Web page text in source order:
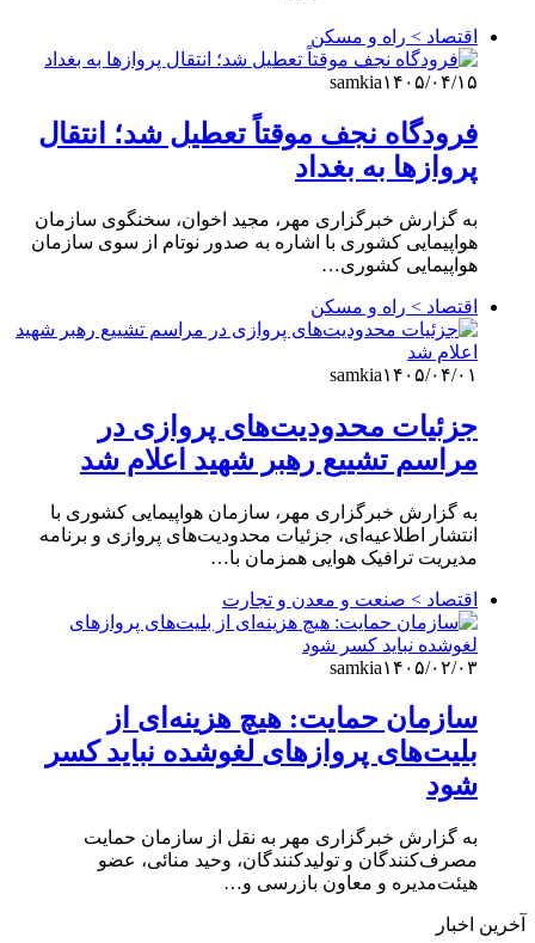
اقتصاد > راه و مسکن
samkia۱۴۰۵/۰۴/۱۵
فرودگاه نجف موقتاً تعطیل شد؛ انتقال
پروازها به بغداد
به گزارش خبرگزاری مهر، مجید اخوان، سخنگوی سازمان
هواپیمایی کشوری با اشاره به صدور نوتام از سوی سازمان
هواپیمایی کشوری…
اقتصاد > راه و مسکن
samkia۱۴۰۵/۰۴/۰۱
جزئیات محدودیت‌های پروازی در
مراسم تشییع رهبر شهید اعلام شد
به گزارش خبرگزاری مهر، سازمان هواپیمایی کشوری با
انتشار اطلاعیه‌ای، جزئیات محدودیت‌های پروازی و برنامه
مدیریت ترافیک هوایی همزمان با…
اقتصاد > صنعت و معدن و تجارت
samkia۱۴۰۵/۰۲/۰۳
سازمان حمایت: هیچ هزینه‌ای از
بلیت‌های پروازهای لغوشده نباید کسر
شود
به گزارش خبرگزاری مهر به نقل از سازمان حمایت
مصرف‌کنندگان و تولیدکنندگان، وحید منائی، عضو
هیئت‌مدیره و معاون بازرسی و…
آخرین اخبار